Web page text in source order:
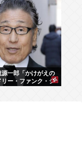
源一郎「かけがえの
ー・ファンク・ジ